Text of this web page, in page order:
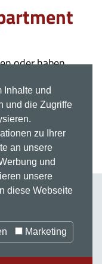
Inhalte und
und die Zugriffe
zu Ihrer
an unsere
und
unsere
diese Webseite
Marketing
oder haben
Heinrich
7306 91 90 47 |